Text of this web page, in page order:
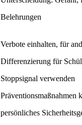
Belehrungen
Verbote einhalten, für
Differenzierung für
Stoppsignal verwenden
Präventionsmaßnahmen
persönliches